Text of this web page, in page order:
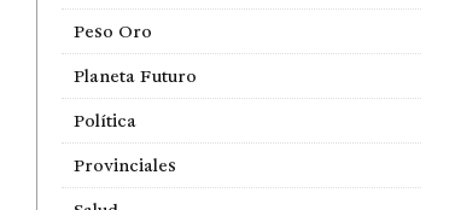
Peso Oro
Planeta Futuro
Política
Provinciales